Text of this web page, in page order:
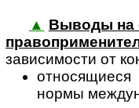
▲ Выводы на
зависимости от
нормы